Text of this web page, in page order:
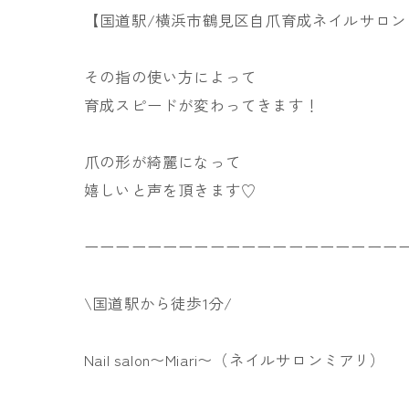
【国道駅/横浜市鶴見区自爪育成ネイルサロン
その指の使い方によって
育成スピードが変わってきます！
爪の形が綺麗になって
嬉しいと声を頂きます♡
ーーーーーーーーーーーーーーーーーーーー
\国道駅から徒歩1分/
Nail salon〜Miari〜（ネイルサロンミアリ）